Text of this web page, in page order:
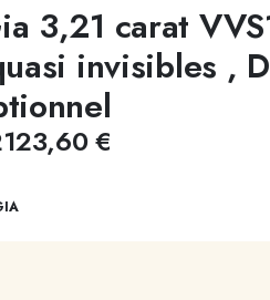
3,21 carat
invisibles ,
€